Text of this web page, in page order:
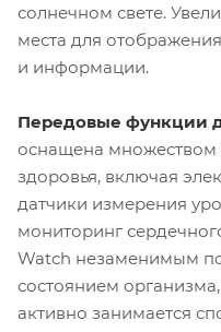
солнечном свете.
места для
и информации.
Передовые функции
оснащена множеством
здоровья, включая
датчики измерения
мониторинг
Watch незаменимым
состоянием
активно занимается